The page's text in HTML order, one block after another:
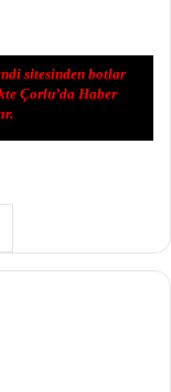
sitesinden botlar
Çorlu’da Haber